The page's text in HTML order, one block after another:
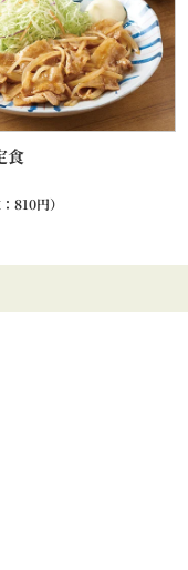
食
810円）